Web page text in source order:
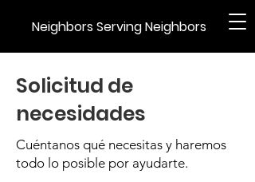
Neighbors Serving Neighbors
Solicitud de
necesidades
Cuéntanos qué necesitas y haremos
todo lo posible por ayudarte.